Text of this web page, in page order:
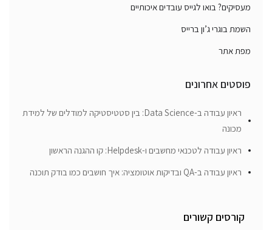
מעסיקים? בואו לגייס עובדים איכותיים
השמת בוגרי ג’ון ברייס
מפת אתר
פוסטים אחרונים
ראיון עבודה ב-Data Science: בין סטטיסטיקה למודלים של למידת
מכונה
ראיון עבודה לטכנאי מחשבים ו-Helpdesk: קו ההגנה הראשון
ראיון עבודה ב-QA ובדיקות אוטומציה: איך חושבים כמו בודק תוכנה
קורסים קשורים